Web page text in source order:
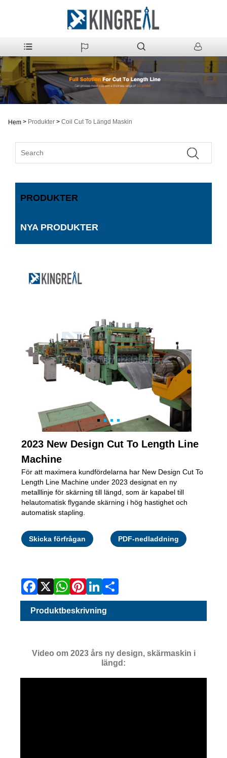
Hem > Produkter > Coil Cut To Längd Maskin
PRODUKTER
NYA PRODUKTER
2023 New Design Cut To Length Line
Machine
För att maximera kundfördelarna har New Design Cut To
Length Line Machine under 2023 designat en ny
metalllinje för skärning till längd, som är kapabel till
helautomatisk flygande skärning i hög hastighet och
automatisk stapling.
Skicka förfrågan PDF-nedladdning
Produktbeskrivning
Video om 2023 års ny design, skärmaskin i
längd: